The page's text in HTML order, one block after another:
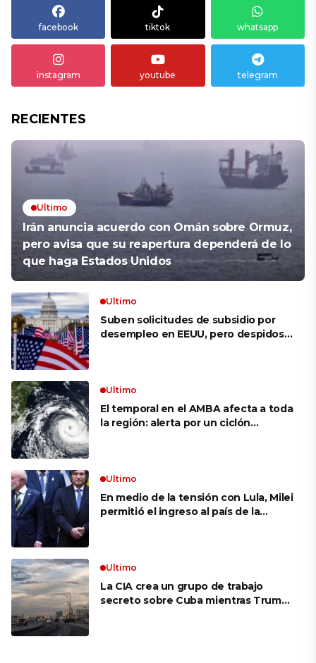
facebook tiktok whatsapp
instagram youtube telegram
RECIENTES
Ultimo
Irán anuncia acuerdo con Omán sobre Ormuz,
pero avisa que su reapertura dependerá de lo
que haga Estados Unidos
Ultimo
Suben solicitudes de subsidio por
desempleo en EEUU, pero despidos
Ultimo
El temporal en el AMBA afecta a toda
la región: alerta por un ciclón
Ultimo
En medio de la tensión con Lula, Milei
permitió el ingreso al país de la
Ultimo
La CIA crea un grupo de trabajo
secreto sobre Cuba mientras Trump